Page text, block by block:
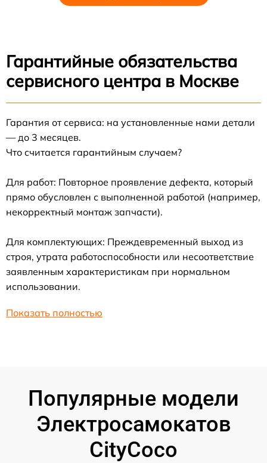
Гарантийные обязательства
сервисного центра в Москве
Гарантия от сервиса: на установленные нами детали
— до 3 месяцев.
Что считается гарантийным случаем?
Для работ: Повторное проявление дефекта, который
прямо обусловлен с выполненной работой (например,
некорректный монтаж запчасти).
Для комплектующих: Преждевременный выход из
строя, утрата работоспособности или несоответствие
заявленным характеристикам при нормальном
использовании.
Показать полностью
Популярные модели
Электросамокатов
CityCoco